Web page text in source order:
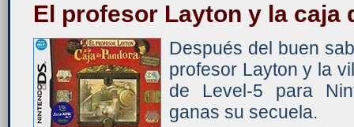
El profesor Layton y la caja
Después del buen
profesor Layton y la
de Level-5 para
ganas su secuela.